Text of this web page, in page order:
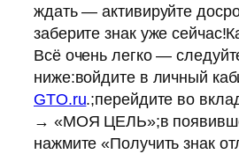
ждать — активируйте
заберите знак уже
Всё очень легко —
ниже:войдите в личный
GTO.ru.;перейдите во
→ «МОЯ ЦЕЛЬ»;в
нажмите «Получить знак